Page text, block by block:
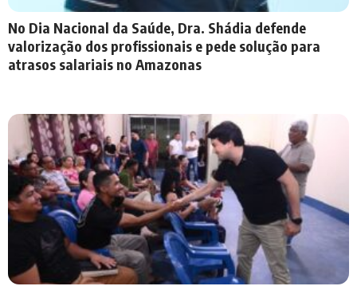
No Dia Nacional da Saúde, Dra. Shádia defende
valorização dos profissionais e pede solução para
atrasos salariais no Amazonas